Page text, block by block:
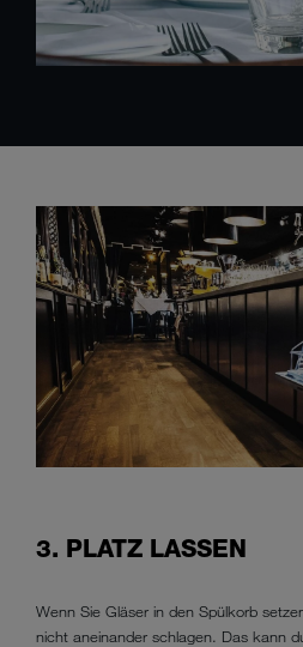
3. PLATZ LASSEN
Wenn Sie Gläser in den Spülkorb
nicht aneinander schlagen. Das kann